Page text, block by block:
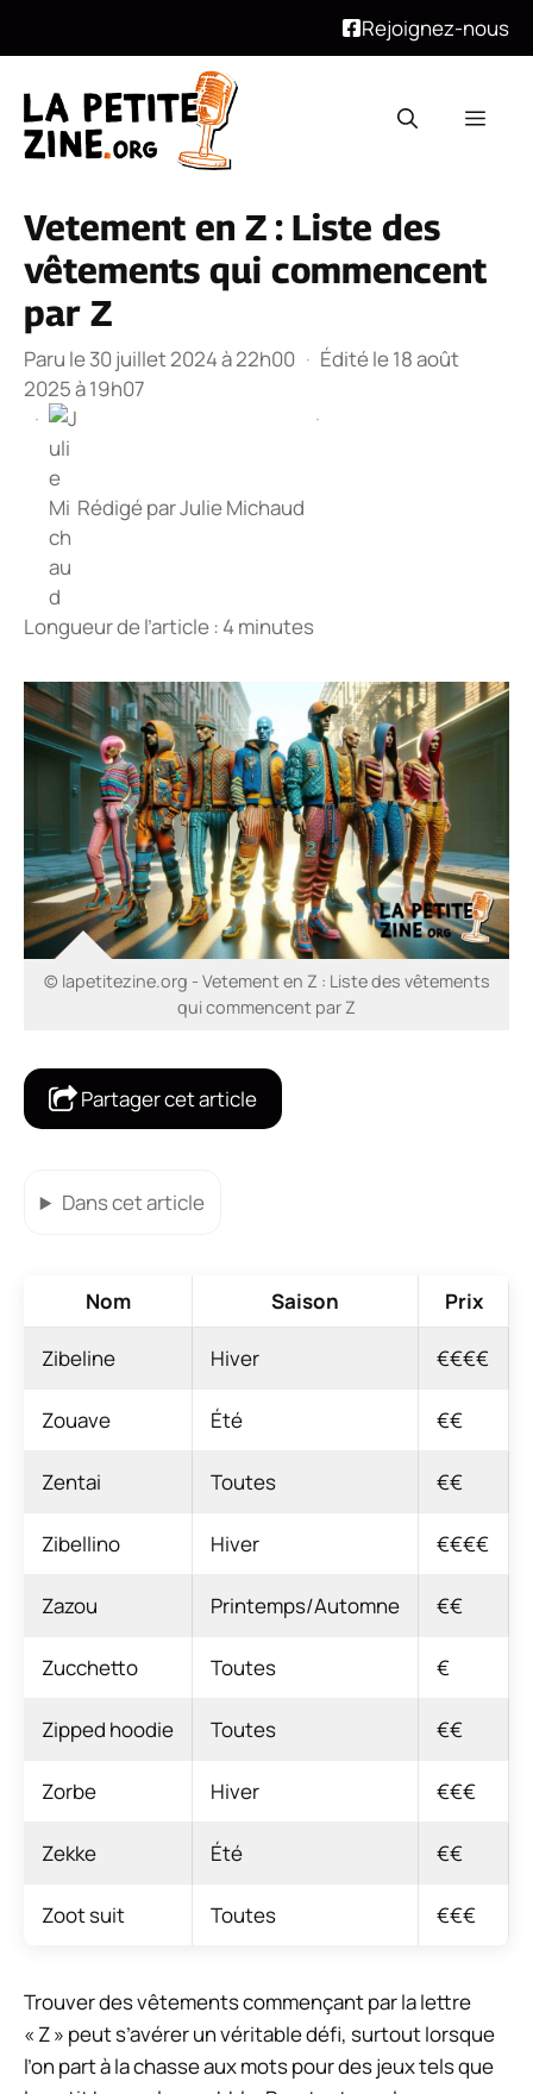
Rejoignez-nous
contenu
Vetement en Z : Liste des
vêtements qui commencent
par Z
Paru le 30 juillet 2024 à 22h00 · Édité le 18 août
2025 à 19h07
·
Rédigé parJulie Michaud
·
Longueur de l’article : 4 minutes
© lapetitezine.org - Vetement en Z : Liste des vêtements
qui commencent par Z
Partager cet article
Dans cet article
Nom Saison Prix
Zibeline Hiver €€€€
Zouave Été €€
Zentai Toutes €€
Zibellino Hiver €€€€
Zazou Printemps/Automne €€
Zucchetto Toutes €
Zipped hoodie Toutes €€
Zorbe Hiver €€€
Zekke Été €€
Zoot suit Toutes €€€
Trouver des vêtements commençant par la lettre
« Z » peut s’avérer un véritable défi, surtout lorsque
l’on part à la chasse aux mots pour des jeux tels que